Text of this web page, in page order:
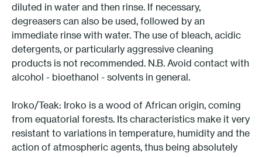
diluted in water and then rinse. If necessary,
degreasers can also be used, followed by an
immediate rinse with water. The use of bleach, acidic
detergents, or particularly aggressive cleaning
products is not recommended. N.B. Avoid contact with
alcohol - bioethanol - solvents in general.
Iroko/Teak: Iroko is a wood of African origin, coming
from equatorial forests. Its characteristics make it very
resistant to variations in temperature, humidity and the
action of atmospheric agents, thus being absolutely